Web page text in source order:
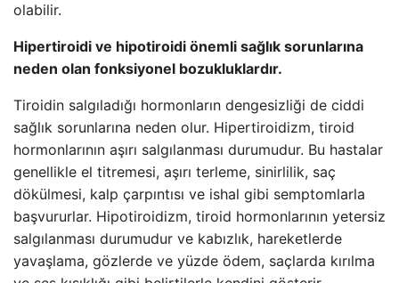
olabilir.
Hipertiroidi ve hipotiroidi önemli sağlık sorunlarına
neden olan fonksiyonel bozukluklardır.
Tiroidin salgıladığı hormonların dengesizliği de ciddi
sağlık sorunlarına neden olur. Hipertiroidizm, tiroid
hormonlarının aşırı salgılanması durumudur. Bu hastalar
genellikle el titremesi, aşırı terleme, sinirlilik, saç
dökülmesi, kalp çarpıntısı ve ishal gibi semptomlarla
başvururlar. Hipotiroidizm, tiroid hormonlarının yetersiz
salgılanması durumudur ve kabızlık, hareketlerde
yavaşlama, gözlerde ve yüzde ödem, saçlarda kırılma